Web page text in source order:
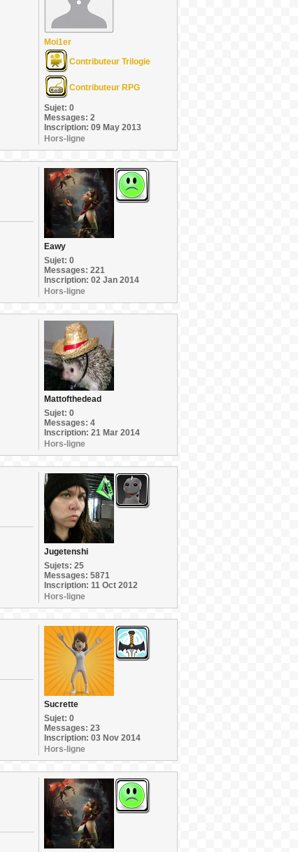
Moi1er
Contributeur Trilogie
Contributeur RPG
Sujet: 0
Messages: 2
Inscription: 09 May 2013
Hors-ligne
Eawy
Sujet: 0
Messages: 221
Inscription: 02 Jan 2014
Hors-ligne
Mattofthedead
Sujet: 0
Messages: 4
Inscription: 21 Mar 2014
Hors-ligne
Jugetenshi
Sujets: 25
Messages: 5871
Inscription: 11 Oct 2012
Hors-ligne
Sucrette
Sujet: 0
Messages: 23
Inscription: 03 Nov 2014
Hors-ligne